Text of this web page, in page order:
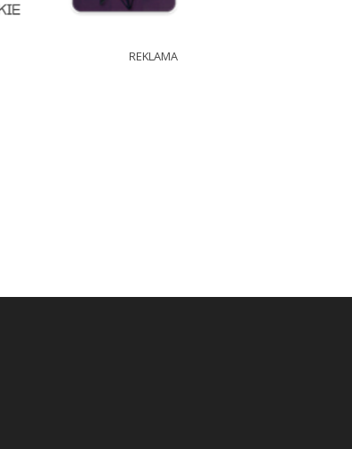
REKLAMA